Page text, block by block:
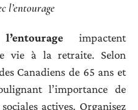
l’entourage
impactent
vie à la retraite. Selon
Canadiens de 65 ans et
l’importance de
actives. Organisez